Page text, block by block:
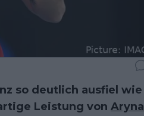
so deutlich ausfiel wie
Leistung von Aryna